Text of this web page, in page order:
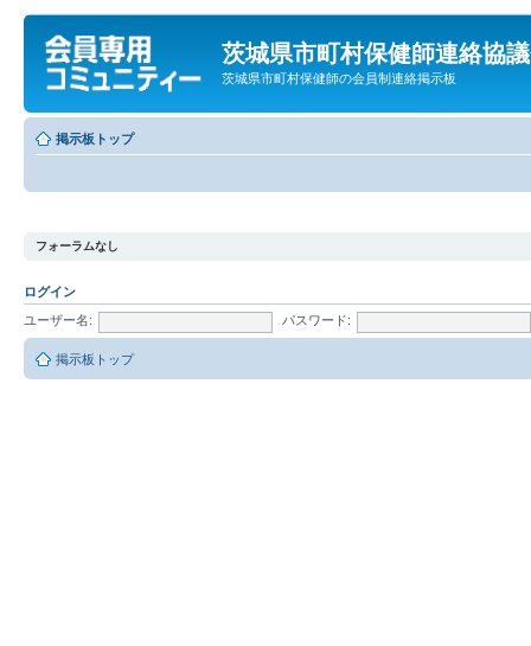
茨城県市町村保健師連絡協
茨城県市町村保健師の会員制連絡掲示板
掲示板トップ
フォーラムなし
ログイン
ユーザー名: パスワード:
掲示板トップ